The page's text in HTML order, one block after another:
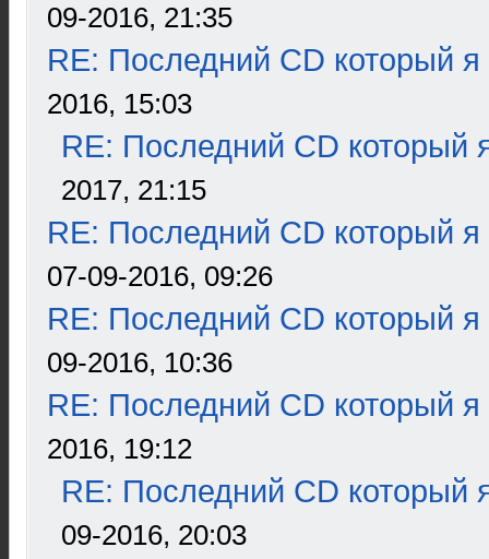
09-2016, 21:35
RE: Последний CD который я
2016, 15:03
RE: Последний CD который
2017, 21:15
RE: Последний CD который я
07-09-2016, 09:26
RE: Последний CD который я
09-2016, 10:36
RE: Последний CD который я
2016, 19:12
RE: Последний CD который
09-2016, 20:03